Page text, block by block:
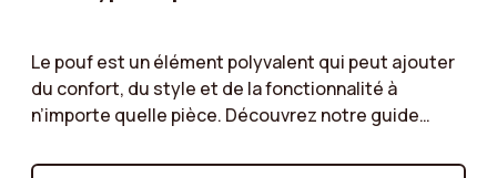
Le pouf est un élément polyvalent qui peut ajouter
du confort, du style et de la fonctionnalité à
n’importe quelle pièce. Découvrez notre guide
vos besoins. Que vous optiez pour un pouf coffre